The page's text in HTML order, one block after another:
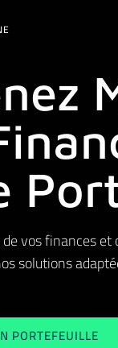
vos finances
solutions
PORTEFEUILLE